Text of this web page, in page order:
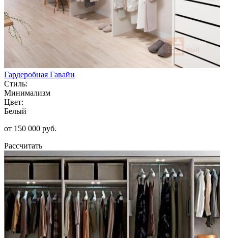
Гардеробная Гавайи
Стиль:
Минимализм
Цвет:
Белый
от 150 000 руб.
Рассчитать